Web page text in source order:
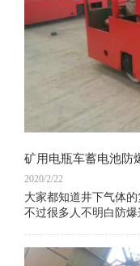
矿用电瓶车蓄电池防
2020/2/22
大家都知道井下气体
不过很多人不明白防